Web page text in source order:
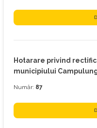
Hotarare privind
municipiului
Număr: 87